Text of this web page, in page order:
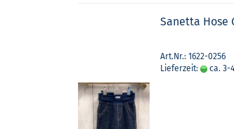
Sa­net­ta Hose
Art.Nr.: 1622-0256
Lieferzeit:
ca. 3-